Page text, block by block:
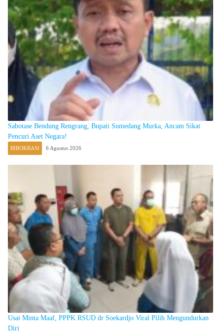
Sabotase Bendung Rengrang, Bupati Sumedang Murka, Ancam Sikat
Pencuri Aset Negara!
BIROKRASI 6 Agustus 2026
Usai Minta Maaf, PPPK RSUD dr Soekardjo Viral Pilih Mengundurkan
Diri